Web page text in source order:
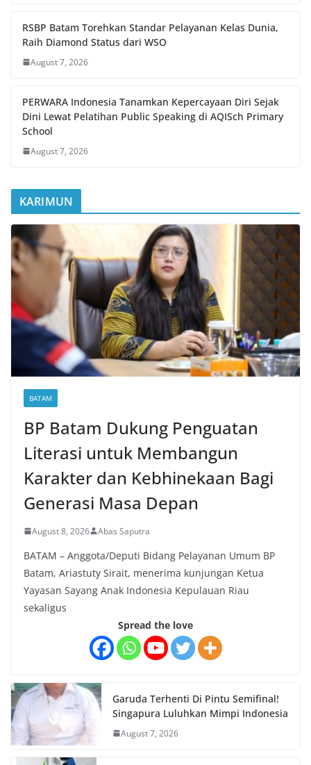
RSBP Batam Torehkan Standar Pelayanan Kelas Dunia,
Raih Diamond Status dari WSO
August 7, 2026
PERWARA Indonesia Tanamkan Kepercayaan Diri Sejak
Dini Lewat Pelatihan Public Speaking di AQISch Primary
School
August 7, 2026
KARIMUN
BATAM
BP Batam Dukung Penguatan
Literasi untuk Membangun
Karakter dan Kebhinekaan Bagi
Generasi Masa Depan
August 8, 2026 Abas Saputra
BATAM – Anggota/Deputi Bidang Pelayanan Umum BP
Batam, Ariastuty Sirait, menerima kunjungan Ketua
Yayasan Sayang Anak Indonesia Kepulauan Riau
sekaligus
Spread the love
Garuda Terhenti Di Pintu Semifinal!
Singapura Luluhkan Mimpi Indonesia
August 7, 2026